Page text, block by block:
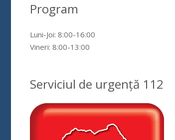
Program
Luni-Joi: 8:00-16:00
Vineri: 8:00-13:00
Serviciul de urgență 112